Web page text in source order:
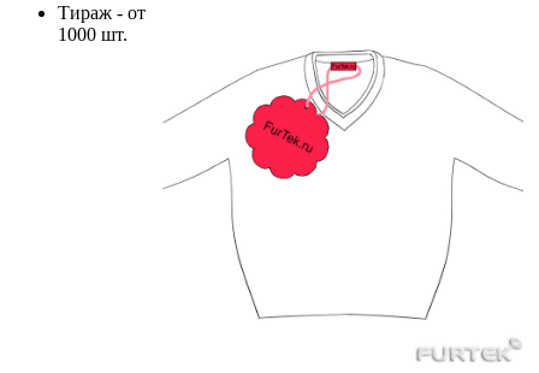
Тираж - от
1000 шт.